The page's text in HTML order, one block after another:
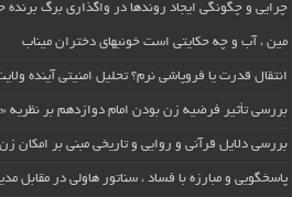
چرایی و چگونگی ایجاد روندها در واگذاری برگ برنده
مین ، آب و چه حکایتی است خونبهای دختران میناب
انتقال قدرت یا فروپاشی نرم؟ تحلیل امنیتی آینده
بررسی تأثیر فرضیه زن بودن امام دوازدهم بر نظریه
بررسی دلایل قرآنی و روایی و تاریخی مبنی بر
پاسخگویی و مبارزه با فساد ، سناتور هاولی در مقابل